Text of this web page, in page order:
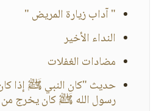
" آداب زيارة المريض "
النداء الأخير
مضادات الغفلات
حديث "كان النبي ﷺ إذا
رسول الله ﷺ كان يخرج